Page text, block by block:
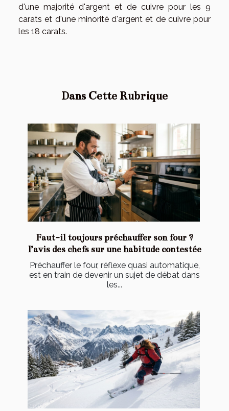
d'une majorité d'argent et de cuivre pour les 9
carats et d'une minorité d'argent et de cuivre pour
les 18 carats.
Dans Cette Rubrique
Faut-il toujours préchauffer son four ?
l’avis des chefs sur une habitude contestée
Préchauffer le four, réflexe quasi automatique,
est en train de devenir un sujet de débat dans
les...